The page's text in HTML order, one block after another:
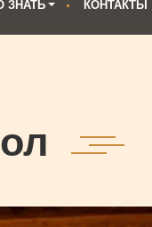
ЗНАТЬ КОНТАКТЫ